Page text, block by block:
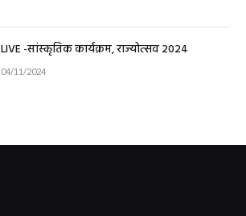
LIVE -सांस्कृतिक कार्यक्रम, राज्योत्सव 2024
04/11/2024